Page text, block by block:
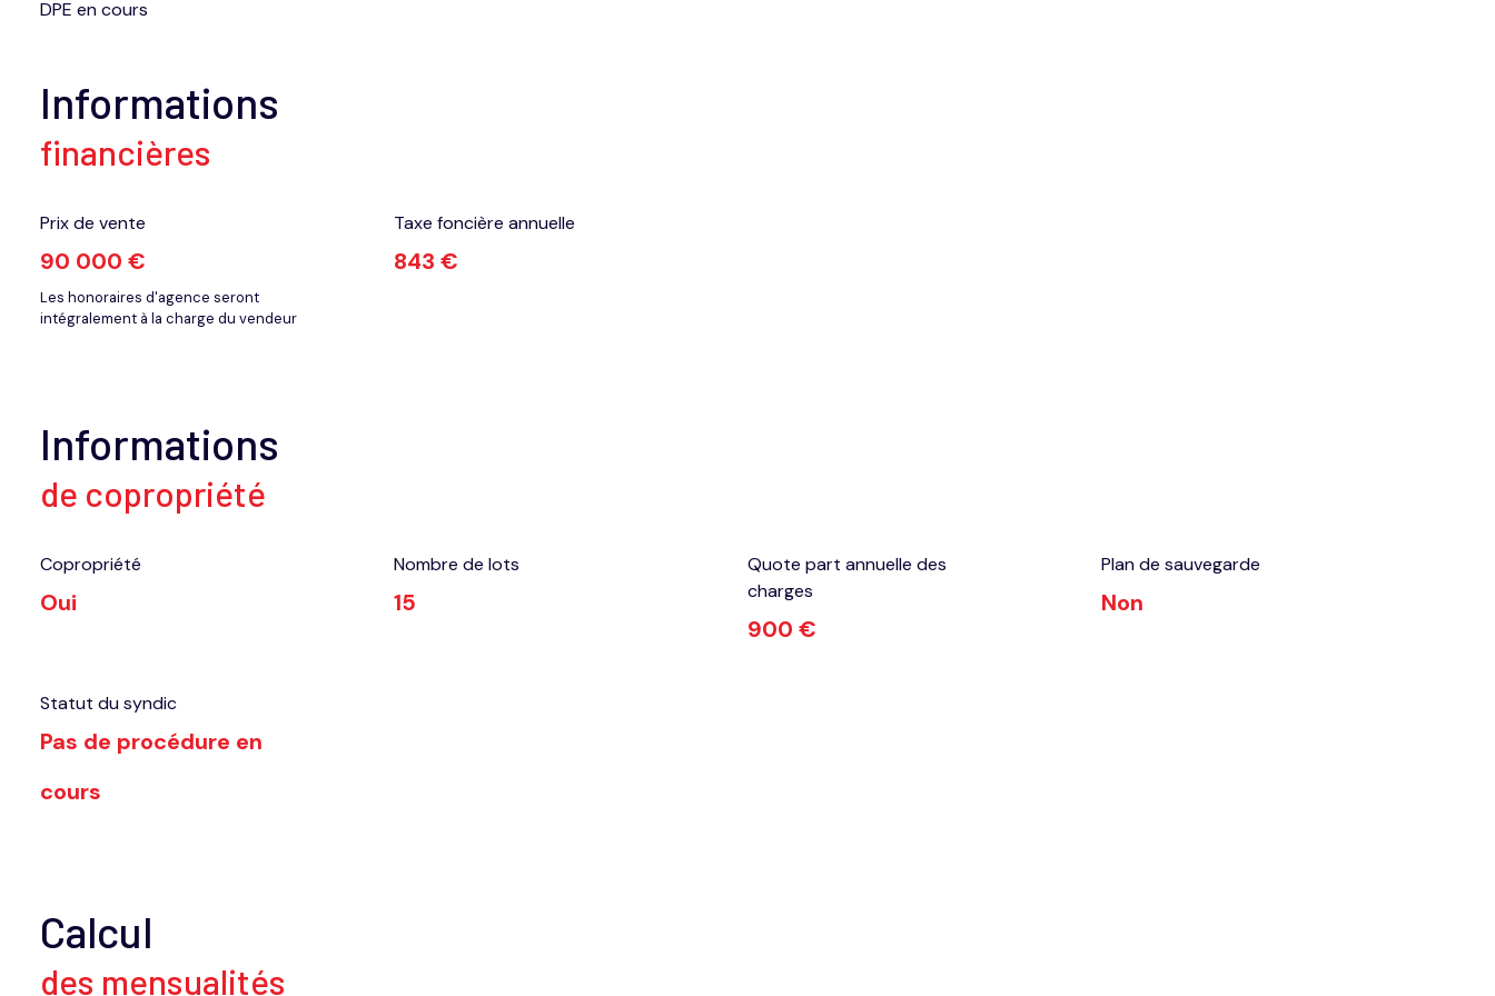
DPE en cours
Informations
financières
Prix de vente
90 000 €
Les honoraires d'agence seront
intégralement à la charge du vendeur
Taxe foncière annuelle
843 €
Informations
de copropriété
Copropriété
Oui
Nombre de lots
15
Quote part annuelle des
charges
900 €
Plan de sauvegarde
Non
Statut du syndic
Pas de procédure en
cours
Calcul
des mensualités